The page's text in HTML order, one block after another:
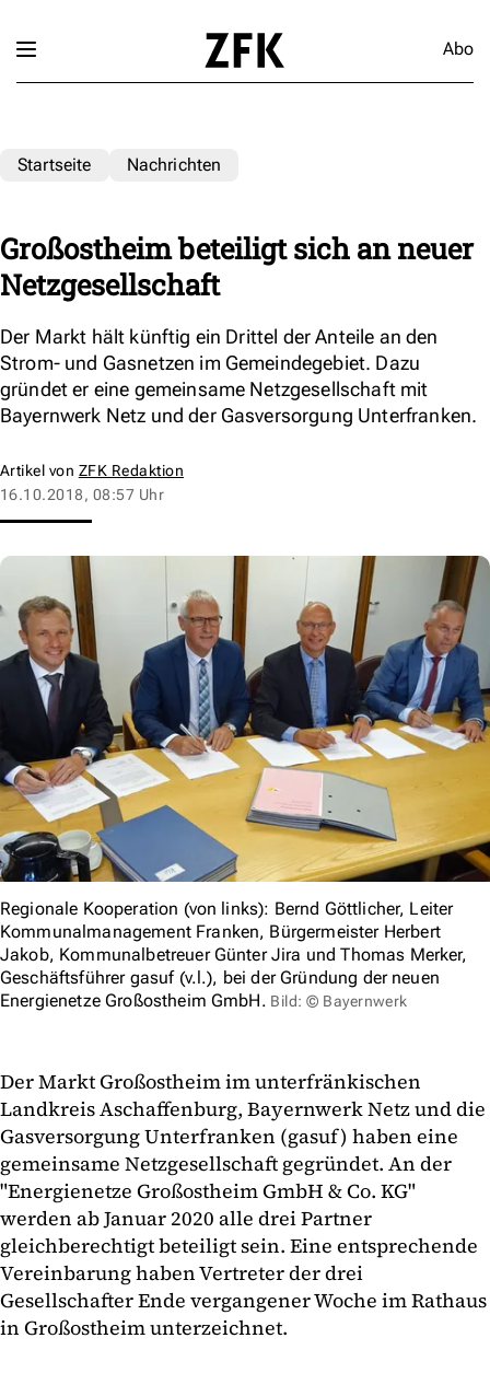
Abo
Startseite Nachrichten
Großostheim beteiligt sich an neuer
Netzgesellschaft
Der Markt hält künftig ein Drittel der Anteile an den
Strom- und Gasnetzen im Gemeindegebiet. Dazu
gründet er eine gemeinsame Netzgesellschaft mit
Bayernwerk Netz und der Gasversorgung Unterfranken.
Artikel von ZFK Redaktion
16.10.2018, 08:57 Uhr
Regionale Kooperation (von links): Bernd Göttlicher, Leiter
Kommunalmanagement Franken, Bürgermeister Herbert
Jakob, Kommunalbetreuer Günter Jira und Thomas Merker,
Geschäftsführer gasuf (v.l.), bei der Gründung der neuen
Energienetze Großostheim GmbH. Bild: © Bayernwerk
Der Markt Großostheim im unterfränkischen
Landkreis Aschaffenburg, Bayernwerk Netz und die
Gasversorgung Unterfranken (gasuf) haben eine
gemeinsame Netzgesellschaft gegründet. An der
"Energienetze Großostheim GmbH & Co. KG"
werden ab Januar 2020 alle drei Partner
gleichberechtigt beteiligt sein. Eine entsprechende
Vereinbarung haben Vertreter der drei
Gesellschafter Ende vergangener Woche im Rathaus
in Großostheim unterzeichnet.